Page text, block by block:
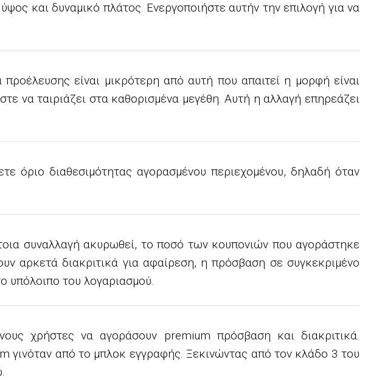
και δυναμικό πλάτος. Ενεργοποιήστε αυτήν την επιλογή για να
είναι μικρότερη από αυτή που απαιτεί η μορφή είναι
να ταιριάζει στα καθορισμένα μεγέθη. Αυτή η αλλαγή επηρεάζει
όριο διαθεσιμότητας αγορασμένου περιεχομένου, δηλαδή όταν
συναλλαγή ακυρωθεί, το ποσό των κουπονιών που αγοράστηκε
αρκετά διακριτικά για αφαίρεση, η πρόσβαση σε συγκεκριμένο
υπόλοιπο του λογαριασμού.
χρήστες να αγοράσουν premium πρόσβαση και διακριτικά.
από το μπλοκ εγγραφής. Ξεκινώντας από τον κλάδο 3 του